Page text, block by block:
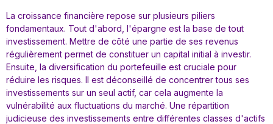
La croissance financière repose sur plusieurs piliers
fondamentaux. Tout d'abord, l'épargne est la base de tout
investissement. Mettre de côté une partie de ses revenus
régulièrement permet de constituer un capital initial à investir.
Ensuite, la diversification du portefeuille est cruciale pour
réduire les risques. Il est déconseillé de concentrer tous ses
investissements sur un seul actif, car cela augmente la
vulnérabilité aux fluctuations du marché. Une répartition
judicieuse des investissements entre différentes classes d'actifs